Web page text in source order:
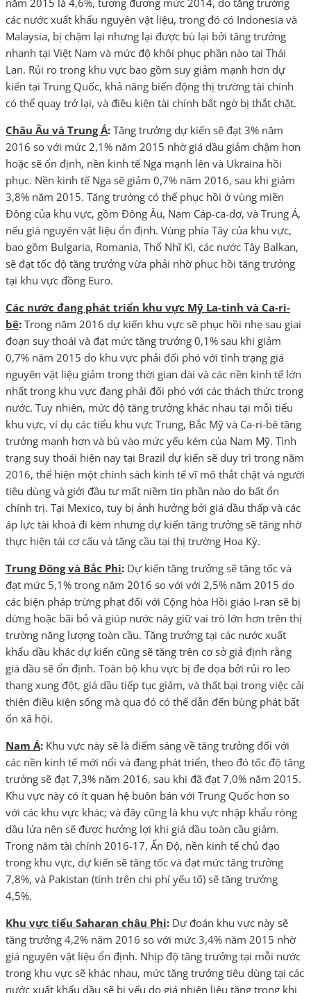
năm 2015 là 4,6%, tương đương mức 2014, do tăng trưởng
các nước xuất khẩu nguyên vật liệu, trong đó có Indonesia và
Malaysia, bị chậm lại nhưng lại được bù lại bởi tăng trưởng
nhanh tại Việt Nam và mức độ khôi phục phần nào tại Thái
Lan. Rủi ro trong khu vực bao gồm suy giảm mạnh hơn dự
kiến tại Trung Quốc, khả năng biến động thị trường tài chính
có thể quay trở lại, và điều kiện tài chính bất ngờ bị thắt chặt.
Châu Âu và Trung Á: Tăng trưởng dự kiến sẽ đạt 3% năm
2016 so với mức 2,1% năm 2015 nhờ giá dầu giảm chậm hơn
hoặc sẽ ổn định, nền kinh tế Nga mạnh lên và Ukraina hồi
phục. Nền kinh tế Nga sẽ giảm 0,7% năm 2016, sau khi giảm
3,8% năm 2015. Tăng trưởng có thể phục hồi ở vùng miền
Đông của khu vực, gồm Đông Âu, Nam Cáp-ca-dơ, và Trung Á,
nếu giá nguyên vật liệu ổn định. Vùng phía Tây của khu vực,
bao gồm Bulgaria, Romania, Thổ Nhĩ Kì, các nước Tây Balkan,
sẽ đạt tốc độ tăng trưởng vừa phải nhờ phục hồi tăng trưởng
tại khu vực đồng Euro.
Các nước đang phát triển khu vực Mỹ La-tinh và Ca-ri-
bê: Trong năm 2016 dự kiến khu vực sẽ phục hồi nhẹ sau giai
đoạn suy thoái và đạt mức tăng trưởng 0,1% sau khi giảm
0,7% năm 2015 do khu vực phải đối phó với tình trạng giá
nguyên vật liệu giảm trong thời gian dài và các nền kinh tế lớn
nhất trong khu vực đang phải đối phó với các thách thức trong
nước. Tuy nhiên, mức độ tăng trưởng khác nhau tại mỗi tiểu
khu vực, ví dụ các tiểu khu vực Trung, Bắc Mỹ và Ca-ri-bê tăng
trưởng mạnh hơn và bù vào mức yếu kém của Nam Mỹ. Tình
trạng suy thoái hiện nay tại Brazil dự kiến sẽ duy trì trong năm
2016, thể hiện một chính sách kinh tế vĩ mô thắt chặt và người
tiêu dùng và giới đầu tư mất niềm tin phần nào do bất ổn
chính trị. Tại Mexico, tuy bị ảnh hưởng bởi giá dầu thấp và các
áp lực tài khoá đi kèm nhưng dự kiến tăng trưởng sẽ tăng nhờ
thực hiện tái cơ cấu và tăng cầu tại thị trường Hoa Kỳ.
Trung Đông và Bắc Phi: Dự kiến tăng trưởng sẽ tăng tốc và
đạt mức 5,1% trong năm 2016 so với với 2,5% năm 2015 do
các biện pháp trừng phạt đối với Cộng hòa Hồi giáo I-ran sẽ bị
dừng hoặc bãi bỏ và giúp nước này giữ vai trò lớn hơn trên thị
trường năng lượng toàn cầu. Tăng trưởng tại các nước xuất
khẩu dầu khác dự kiến cũng sẽ tăng trên cơ sở giả định rằng
giá dầu sẽ ổn định. Toàn bộ khu vực bị đe dọa bởi rủi ro leo
thang xung đột, giá dầu tiếp tục giảm, và thất bại trong việc cải
thiện điều kiện sống mà qua đó có thể dẫn đến bùng phát bất
ổn xã hội.
Nam Á: Khu vực này sẽ là điểm sáng về tăng trưởng đối với
các nền kinh tế mới nổi và đang phát triển, theo đó tốc độ tăng
trưởng sẽ đạt 7,3% năm 2016, sau khi đã đạt 7,0% năm 2015.
Khu vực này có ít quan hệ buôn bán với Trung Quốc hơn so
với các khu vực khác; và đây cũng là khu vực nhập khẩu ròng
dầu lửa nên sẽ được hưởng lợi khi giá dầu toàn cầu giảm.
Trong năm tài chính 2016-17, Ấn Độ, nền kinh tế chủ đạo
trong khu vực, dự kiến sẽ tăng tốc và đạt mức tăng trưởng
7,8%, và Pakistan (tính trên chi phí yếu tố) sẽ tăng trưởng
4,5%.
Khu vực tiểu Saharan châu Phi: Dự đoán khu vực này sẽ
tăng trưởng 4,2% năm 2016 so với mức 3,4% năm 2015 nhờ
giá nguyên vật liệu ổn định. Nhịp độ tăng trưởng tại mỗi nước
trong khu vực sẽ khác nhau, mức tăng trưởng tiêu dùng tại các
nước xuất khẩu dầu sẽ bị yếu do giá nhiên liệu tăng trong khi